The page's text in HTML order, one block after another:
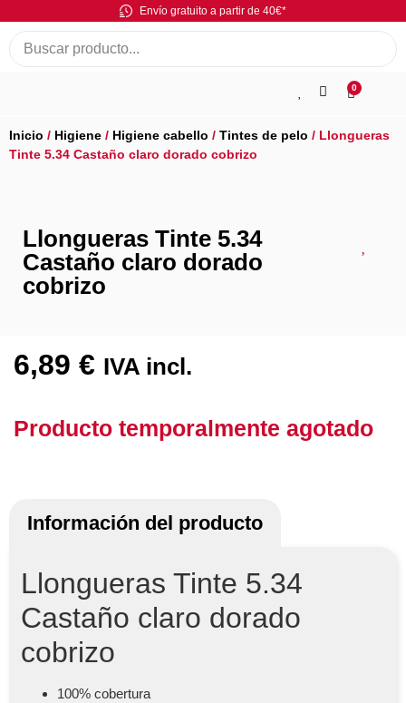
Envío gratuito a partir de 40€*
0
Inicio / Higiene / Higiene cabello / Tintes de pelo / Llongueras
Tinte 5.34 Castaño claro dorado cobrizo
Llongueras Tinte 5.34
Castaño claro dorado
cobrizo
6,89 € IVA incl.
Producto temporalmente agotado
Información del producto
Llongueras Tinte 5.34
Castaño claro dorado
cobrizo
100% cobertura